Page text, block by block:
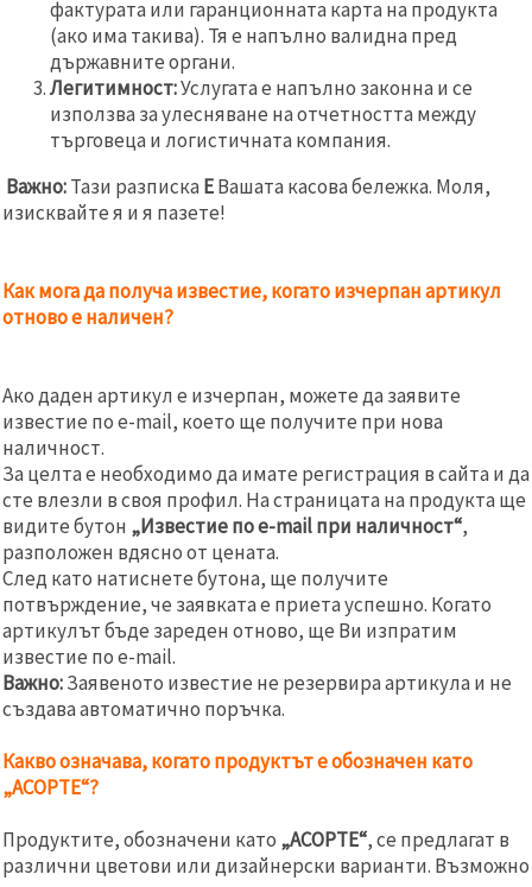
фактурата или гаранционната карта на продукта
(ако има такива). Тя е напълно валидна пред
държавните органи.
Легитимност:Услугата е напълно законна и се
използва за улесняване на отчетността между
търговеца и логистичната компания.
Важно:Тази разписка ЕВашата касова бележка. Моля,
изисквайте я и я пазете!
Как мога да получа известие, когато изчерпан артикул
отново е наличен?
Ако даден артикул е изчерпан, можете да заявите
известие по e-mail, което ще получите при нова
наличност.
За целта е необходимо да имате регистрация в сайта и да
сте влезли в своя профил. На страницата на продукта ще
видите бутон „Известие по e-mail при наличност“,
разположен вдясно от цената.
След като натиснете бутона, ще получите
потвърждение, че заявката е приета успешно. Когато
артикулът бъде зареден отново, ще Ви изпратим
известие по e-mail.
Важно:Заявеното известие не резервира артикула и не
създава автоматично поръчка.
Какво означава, когато продуктът е обозначен като
„АСОРТЕ“?
Продуктите, обозначени като „АСОРТЕ“, се предлагат в
различни цветови или дизайнерски варианти. Възможно